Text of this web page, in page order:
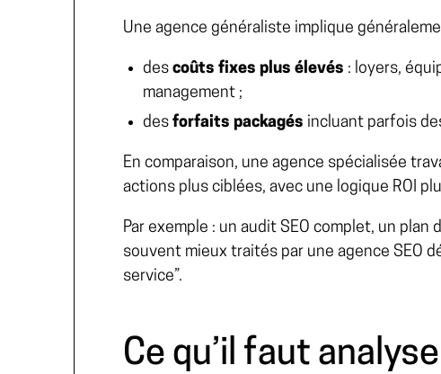
Une agence généraliste implique
des coûts fixes plus élevés : loyers,
management ;
des forfaits packagés incluant parfois
En comparaison, une agence spécialisée
actions plus ciblées, avec une logique ROI
Par exemple : un audit SEO complet, un
souvent mieux traités par une agence SEO
service”.
Ce qu’il faut